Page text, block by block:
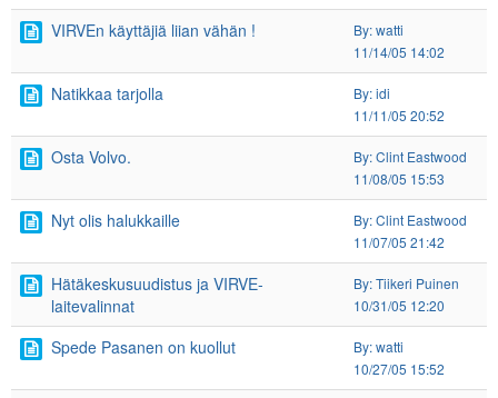
VIRVEn käyttäjiä liian vähän !
By: watti
11/14/05 14:02
Natikkaa tarjolla
By: idi
11/11/05 20:52
Osta Volvo.
By: Clint Eastwood
11/08/05 15:53
Nyt olis halukkaille
By: Clint Eastwood
11/07/05 21:42
Hätäkeskusuudistus ja VIRVE-
laitevalinnat
By: Tiikeri Puinen
10/31/05 12:20
Spede Pasanen on kuollut
By: watti
10/27/05 15:52